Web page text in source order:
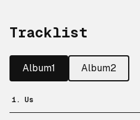
Tracklist
Album1 Album2
1. Us